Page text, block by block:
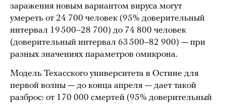
заражения новым вариантом вируса могут
умереть от 24 700 человек (95% доверительный
интервал 19 500–28 700) до 74 800 человек
(доверительный интервал 63 500–82 900) — при
разных значениях параметров омикрона.
Модель Техасского университета в Остине для
первой волны — до конца апреля — дает такой
разброс: от 170 000 смертей (95% доверительный